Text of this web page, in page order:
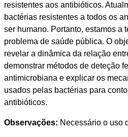
resistentes aos antibióticos.
bactérias resistentes a todos os
ser humano. Portanto, estamos a
problema de saúde pública. O
revelar a dinâmica da relação
demonstrar métodos de deteção
antimicrobiana e explicar os
usados pelas bactérias para
antibióticos.
Observações: Necessário o uso